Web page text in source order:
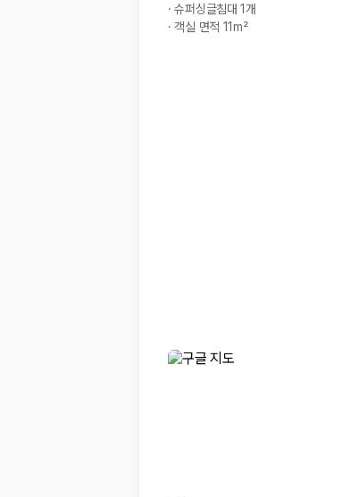
사고 발생 시 일정 금액의 면책금이 발생할 수 있습
보상 한도 내에서 면책금 부담이 줄어드는 보험 조
카모아는 제주렌트카부터 국내·해외 렌트카까지 비교할 수 있는
Q. 제주렌트카 가격비교는 카모아에서 어떻게 하나요?
·슈퍼싱글침대 1개
·객실 면적 11m²